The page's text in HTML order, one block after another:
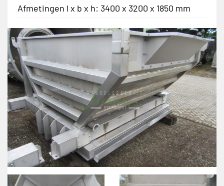
Afmetingen l x b x h: 3400 x 3200 x 1850 mm